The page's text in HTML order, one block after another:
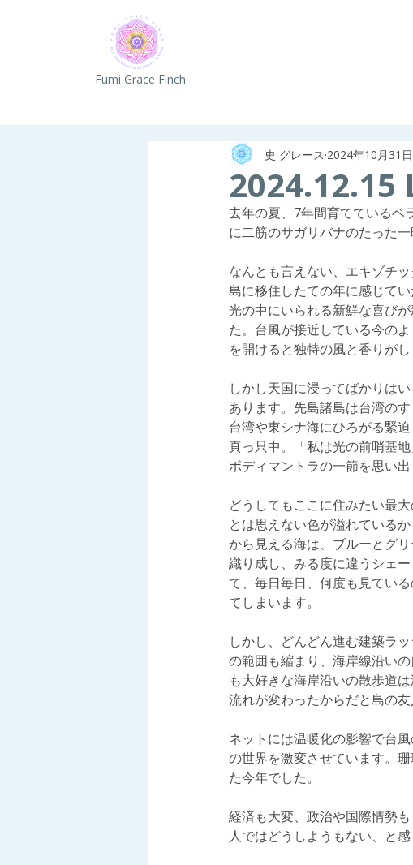
Fumi Grace Finch
史 グレース 2024年10月31日
去年の夏、7年間育てているベ
に二筋のサガリバナのたった
なんとも言えない、エキゾチ
島に移住したての年に感じて
光の中にいられる新鮮な喜び
た。台風が接近している今の
を開けると独特の風と香りがし
しかし天国に浸ってばかりは
あります。先島諸島は台湾の
台湾や東シナ海にひろがる緊
真っ只中。「私は光の前哨基
ボディマントラの一節を思い出
どうしてもここに住みたい最
とは思えない色が溢れている
から見える海は、ブルーとグ
織り成し、みる度に違うシェ
て、毎日毎日、何度も見てい
てしまいます。
しかし、どんどん進む建築ラ
の範囲も縮まり、海岸線沿い
も大好きな海岸沿いの散歩道
流れが変わったからだと島の友
ネットには温暖化の影響で台
の世界を激変させています。
た今年でした。
経済も大変、政治や国際情勢
人ではどうしようもない、と感